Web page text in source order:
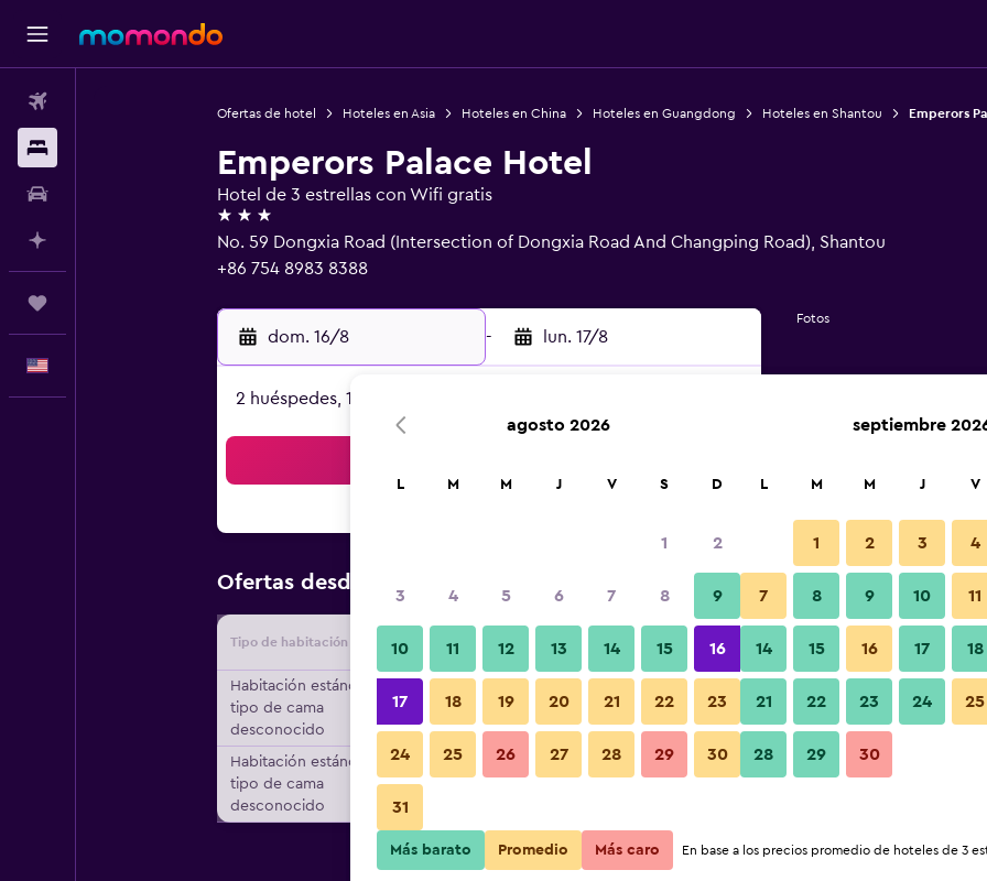
Ofertas de hotel Hoteles en Asia Hoteles en China Hoteles en Guangdong Hoteles en Shantou Emperors
Emperors Palace Hotel
Hotel de 3 estrellas con Wifi gratis
3 estrellas
No. 59 Dongxia Road (Intersection of Dongxia Road And Changping Road), Shantou
+86 754 8983 8388
dom. 16/8 - lun. 17/8
2 huéspedes, 1 habitación
Ofertas desde Oferta más barata de precio por noche
Tipo de habitación Proveedor Total noche
Habitación estándar,
tipo de cama
desconocido
$24 Ver oferta
Habitación estándar,
tipo de cama
desconocido
Fotos
agosto 2026
L M M J V S D
1 2
3 4 5 6 7 8 9
10 11 12 13 14 15 16
17 18 19 20 21 22 23
24 25 26 27 28 29 30
31
septiembre
L M M J V
1 2 3 4
7 8 9 10 11
14 15 16 17 18
21 22 23 24 25
28 29 30
Más barato Promedio Más caro En base a los precios promedio de hoteles de 3